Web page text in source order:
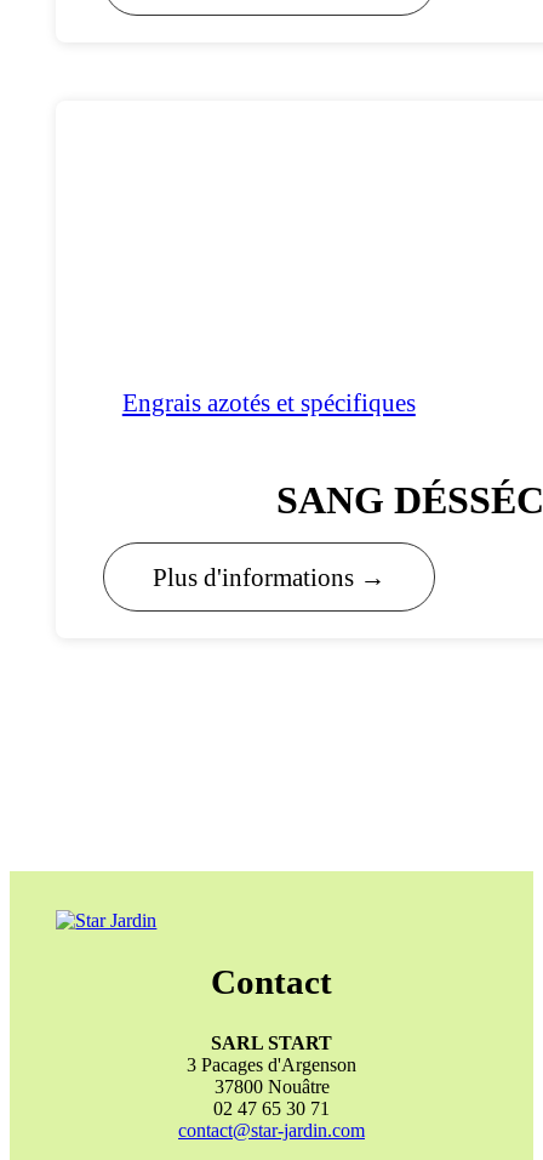
Engrais azotés et spécifiques
SANG
Plus d'informations →
Contact
SARL START
3 Pacages d'Argenson
37800 Nouâtre
02 47 65 30 71
contact@star-jardin.com